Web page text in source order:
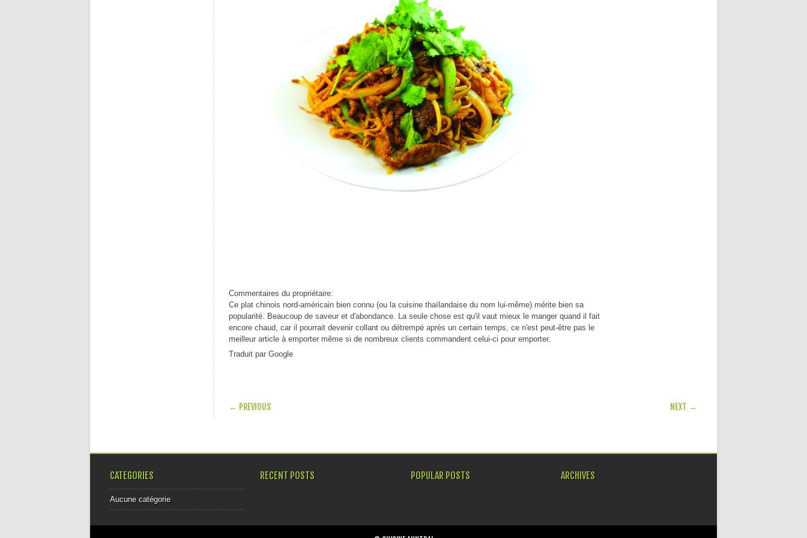
Commentaires du propriétaire:
Ce plat chinois nord-américain bien connu (ou la cuisine thaïlandaise du nom lui-même) mérite bien sa
popularité. Beaucoup de saveur et d'abondance. La seule chose est qu'il vaut mieux le manger quand il fait
encore chaud, car il pourrait devenir collant ou détrempé après un certain temps, ce n'est peut-être pas le
meilleur article à emporter même si de nombreux clients commandent celui-ci pour emporter.
Traduit par Google
POST NAVIGATION
← PREVIOUS NEXT →
CATEGORIES
Aucune catégorie
RECENT POSTS POPULAR POSTS ARCHIVES